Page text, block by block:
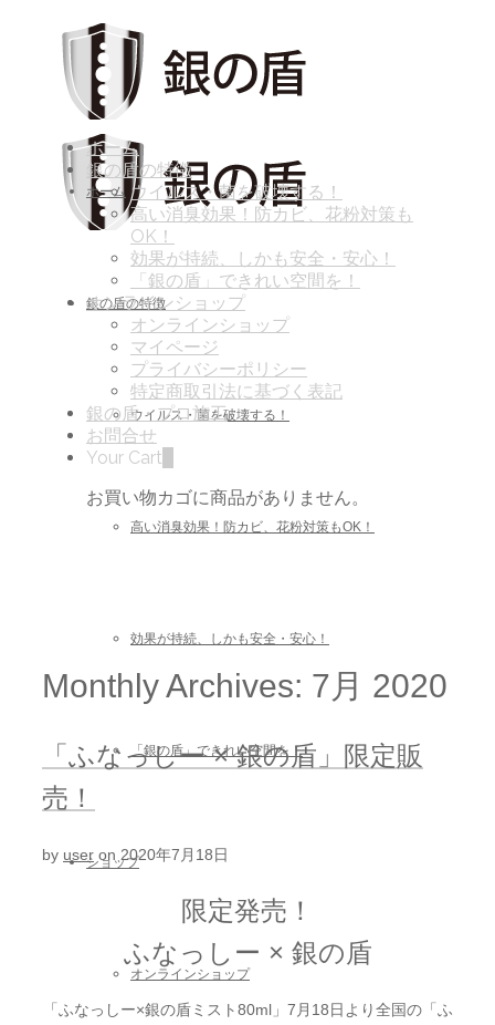
ホーム
銀の盾の特徴
ウイルス・菌を破壊する！
高い消臭効果！防カビ、花粉対策もOK！
効果が持続、しかも安全・安心！
「銀の盾」できれい空間を！
ショップ
オンラインショップ
ホーム
銀の盾の特徴
ウイルス・菌を破壊する！
高い消臭効果！防カビ、花粉対策も
OK！
効果が持続、しかも安全・安心！
「銀の盾」できれい空間を！
オンラインショップ
オンラインショップ
マイページ
プライバシーポリシー
特定商取引法に基づく表記
銀の盾・プロ施工
お問合せ
Your Cart
お買い物カゴに商品がありません。
Monthly Archives: 7月 2020
「ふなっしー × 銀の盾」限定販
売！
by user on 2020年7月18日
限定発売！
ふなっしー × 銀の盾
「ふなっしー×銀の盾ミスト80ml」7月18日より全国の「ふ